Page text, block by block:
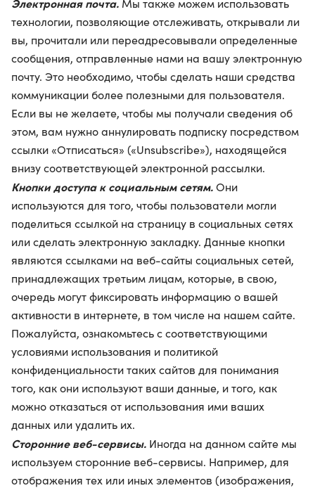
Мы также можем использовать
технологии, позволяющие отслеживать, открывали ли
вы, прочитали или переадресовывали определенные
сообщения, отправленные нами на вашу электронную
почту. Это необходимо, чтобы сделать наши средства
коммуникации более полезными для пользователя.
Если вы не желаете, чтобы мы получали сведения об
этом, вам нужно аннулировать подписку посредством
ссылки «Отписаться» («Unsubscribe»), находящейся
внизу соответствующей электронной рассылки.
Кнопки доступа к социальным сетям.Они
используются для того, чтобы пользователи могли
поделиться ссылкой на страницу в социальных сетях
или сделать электронную закладку. Данные кнопки
являются ссылками на веб-сайты социальных сетей,
принадлежащих третьим лицам, которые, в свою,
очередь могут фиксировать информацию о вашей
активности в интернете, в том числе на нашем сайте.
Пожалуйста, ознакомьтесь с соответствующими
условиями использования и политикой
конфиденциальности таких сайтов для понимания
того, как они используют ваши данные, и того, как
можно отказаться от использования ими ваших
данных или удалить их.
Сторонние веб-сервисы. Иногда на данном сайте мы
используем сторонние веб-сервисы. Например, для
отображения тех или иных элементов (изображения,